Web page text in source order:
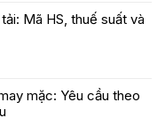
Mã HS, thuế suất và
mặc: Yêu cầu theo